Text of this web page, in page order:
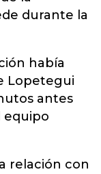
durante la
había
Lopetegui
antes
equipo
relación con